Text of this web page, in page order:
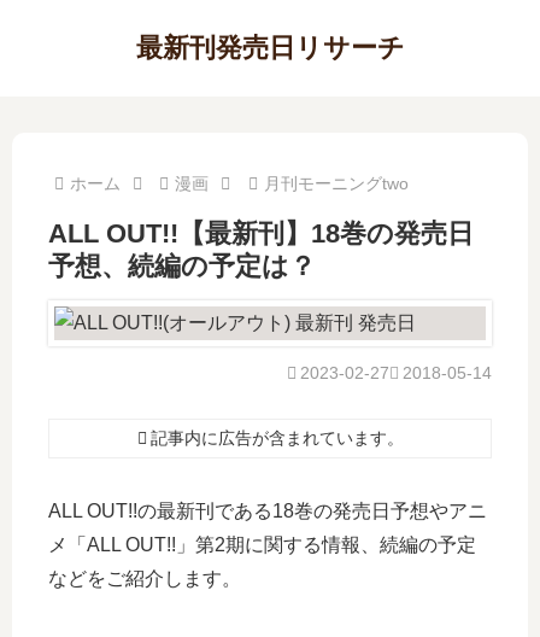
最新刊発売日リサーチ
ホーム 漫画 月刊モーニングtwo
ALL OUT!!【最新刊】18巻の発売日
予想、続編の予定は？
2018-05-14
2023-02-27
記事内に広告が含まれています。
ALL OUT!!の最新刊である18巻の発売日予想やアニ
メ「ALL OUT!!」第2期に関する情報、続編の予定
などをご紹介します。